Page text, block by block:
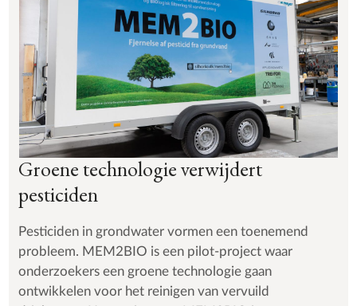
Groene technologie verwijdert
pesticiden
Pesticiden in grondwater vormen een toenemend
probleem. MEM2BIO is een pilot-project waar
onderzoekers een groene technologie gaan
ontwikkelen voor het reinigen van vervuild